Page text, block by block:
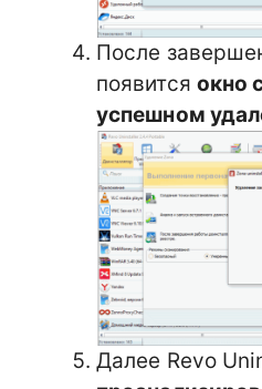
После
появится окно
успешном
Далее Revo